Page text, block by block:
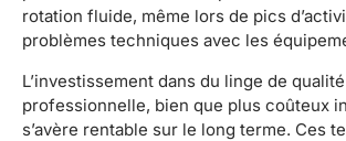
rotation fluide, même lors de pics
problèmes techniques avec les
L’investissement dans du linge de qualité
professionnelle, bien que plus coûteux
s’avère rentable sur le long terme. Ces